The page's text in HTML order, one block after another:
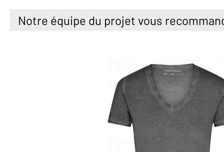
Notre équipe du projet vous